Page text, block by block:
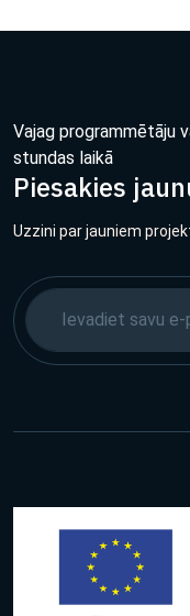
Vajag programmētāju
stundas laikā
Piesakies
Uzzini par jauniem